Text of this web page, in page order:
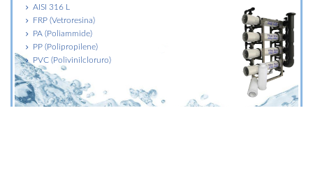
AISI 316 L
FRP (Vetroresina)
PA (Poliammide)
PP (Polipropilene)
PVC (Polivinilcloruro)